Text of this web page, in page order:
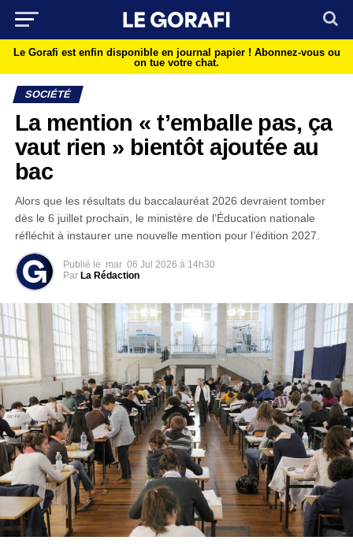
Le Gorafi est enfin disponible en journal papier ! Abonnez-vous ou
on tue votre chat.
SOCIÉTÉ
La mention « t’emballe pas, ça
vaut rien » bientôt ajoutée au
bac
Alors que les résultats du baccalauréat 2026 devraient tomber
dès le 6 juillet prochain, le ministère de l’Éducation nationale
réfléchit à instaurer une nouvelle mention pour l’édition 2027.
Publié le mar 06 Jul 2026 à 14h30
Par La Rédaction